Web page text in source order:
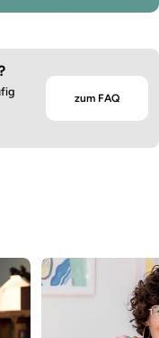
zum FAQ